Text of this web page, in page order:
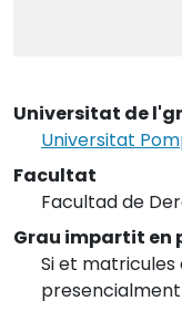
Universitat de
Universitat
Facultat
Facultad de
Grau impartit en
Si et matricules
presencialment